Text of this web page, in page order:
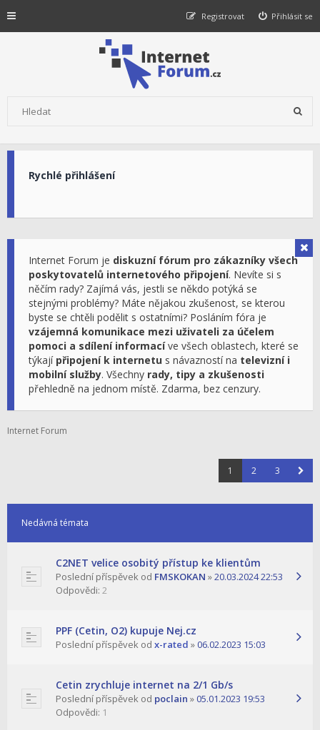
Přihlásit se
Registrovat
Rychlé přihlášení
Internet Forum je diskuzní fórum pro zákazníky všech
poskytovatelů internetového připojení. Nevíte si s
něčím rady? Zajímá vás, jestli se někdo potýká se
stejnými problémy? Máte nějakou zkušenost, se kterou
byste se chtěli podělit s ostatními? Posláním fóra je
vzájemná komunikace mezi uživateli za účelem
pomoci a sdílení informacíve všech oblastech, které se
týkají připojení k internetu s návazností na televizní i
mobilní služby. Všechny rady, tipy a zkušenosti
přehledně na jednom místě. Zdarma, bez cenzury.
Internet Forum
1 2 3
Nedávná témata
C2NET velice osobitý přístup ke klientům
Poslední příspěvek od FMSKOKAN »20.03.2024 22:53
Odpovědi: 2
PPF (Cetin, O2) kupuje Nej.cz
Poslední příspěvek od x-rated »06.02.2023 15:03
Cetin zrychluje internet na 2/1 Gb/s
Poslední příspěvek od poclain »05.01.2023 19:53
Odpovědi: 1